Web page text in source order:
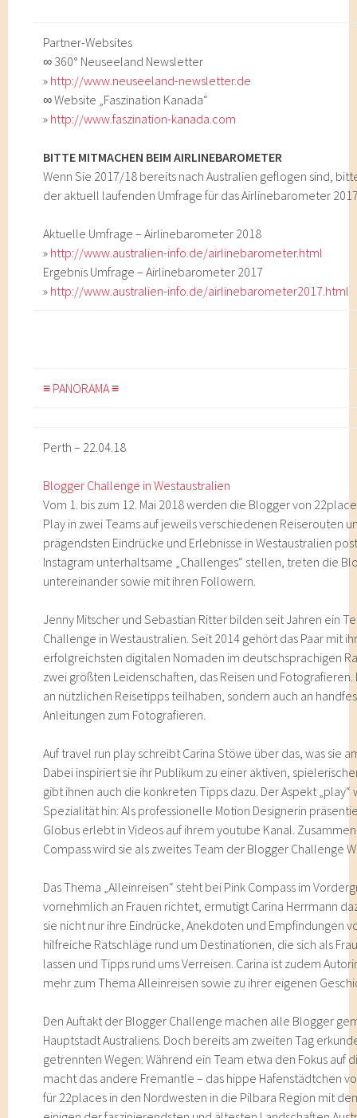
Partner-Websites
∞ 360° Neuseeland Newsletter
» http://www.neuseeland-newsletter.de
∞ Website „Faszination Kanada“
» http://www.faszination-kanada.com
BITTE MITMACHEN BEIM AIRLINEBAROMETER
Wenn Sie 2017/18 bereits nach Australien geflogen sind,
der aktuell laufenden Umfrage für das Airlinebarometer
Aktuelle Umfrage – Airlinebarometer 2018
» http://www.australien-info.de/airlinebarometer.html
Ergebnis Umfrage – Airlinebarometer 2017
» http://www.australien-info.de/airlinebarometer2017.html
≡ PANORAMA ≡
Perth – 22.04.18
Blogger Challenge in Westaustralien
Vom 1. bis zum 12. Mai 2018 werden die Blogger von
Play in zwei Teams auf jeweils verschiedenen Reiserouten
prägendsten Eindrücke und Erlebnisse in Westaustralien
Instagram unterhaltsame „Challenges“ stellen, treten die
untereinander sowie mit ihren Followern.
Jenny Mitscher und Sebastian Ritter bilden seit Jahren ein
Challenge in Westaustralien. Seit 2014 gehört das Paar mit
erfolgreichsten digitalen Nomaden im deutschsprachigen
zwei größten Leidenschaften, das Reisen und
an nützlichen Reisetipps teilhaben, sondern auch an
Anleitungen zum Fotografieren.
Auf travel run play schreibt Carina Stöwe über das, was sie
Dabei inspiriert sie ihr Publikum zu einer aktiven,
gibt ihnen auch die konkreten Tipps dazu. Der Aspekt
Spezialität hin: Als professionelle Motion Designerin
Globus erlebt in Videos auf ihrem youtube Kanal.
Compass wird sie als zweites Team der Blogger Challenge
Das Thema „Alleinreisen“ steht bei Pink Compass im
vornehmlich an Frauen richtet, ermutigt Carina Herrmann
sie nicht nur ihre Eindrücke, Anekdoten und Empfindungen
hilfreiche Ratschläge rund um Destinationen, die sich als
lassen und Tipps rund ums Verreisen. Carina ist zudem
mehr zum Thema Alleinreisen sowie zu ihrer eigenen
Den Auftakt der Blogger Challenge machen alle Blogger
Hauptstadt Australiens. Doch bereits am zweiten Tag
getrennten Wegen: Während ein Team etwa den Fokus auf
macht das andere Fremantle – das hippe Hafenstädtchen
für 22places in den Nordwesten in die Pilbara Region mit